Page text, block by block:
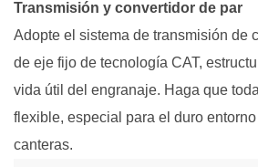
Transmisión y convertidor de par
Adopte el sistema de transmisión de
de eje fijo de tecnología CAT,
vida útil del engranaje. Haga que
flexible, especial para el duro
canteras.